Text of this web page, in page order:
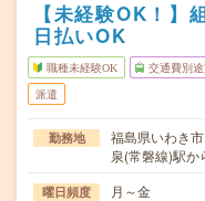
【未経験OK！】
日払いOK
職種未経験OK 交通費別途
派遣
勤務地
福島県いわき市
泉(常磐線)駅か
曜日頻度 月～金